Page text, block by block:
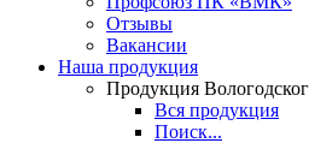
Отзывы
Вакансии
Наша продукция
Продукция
Вся продукция
Поиск...